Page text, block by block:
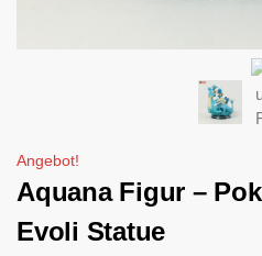
Angebot!
Aquana Figur –
Evoli Statue